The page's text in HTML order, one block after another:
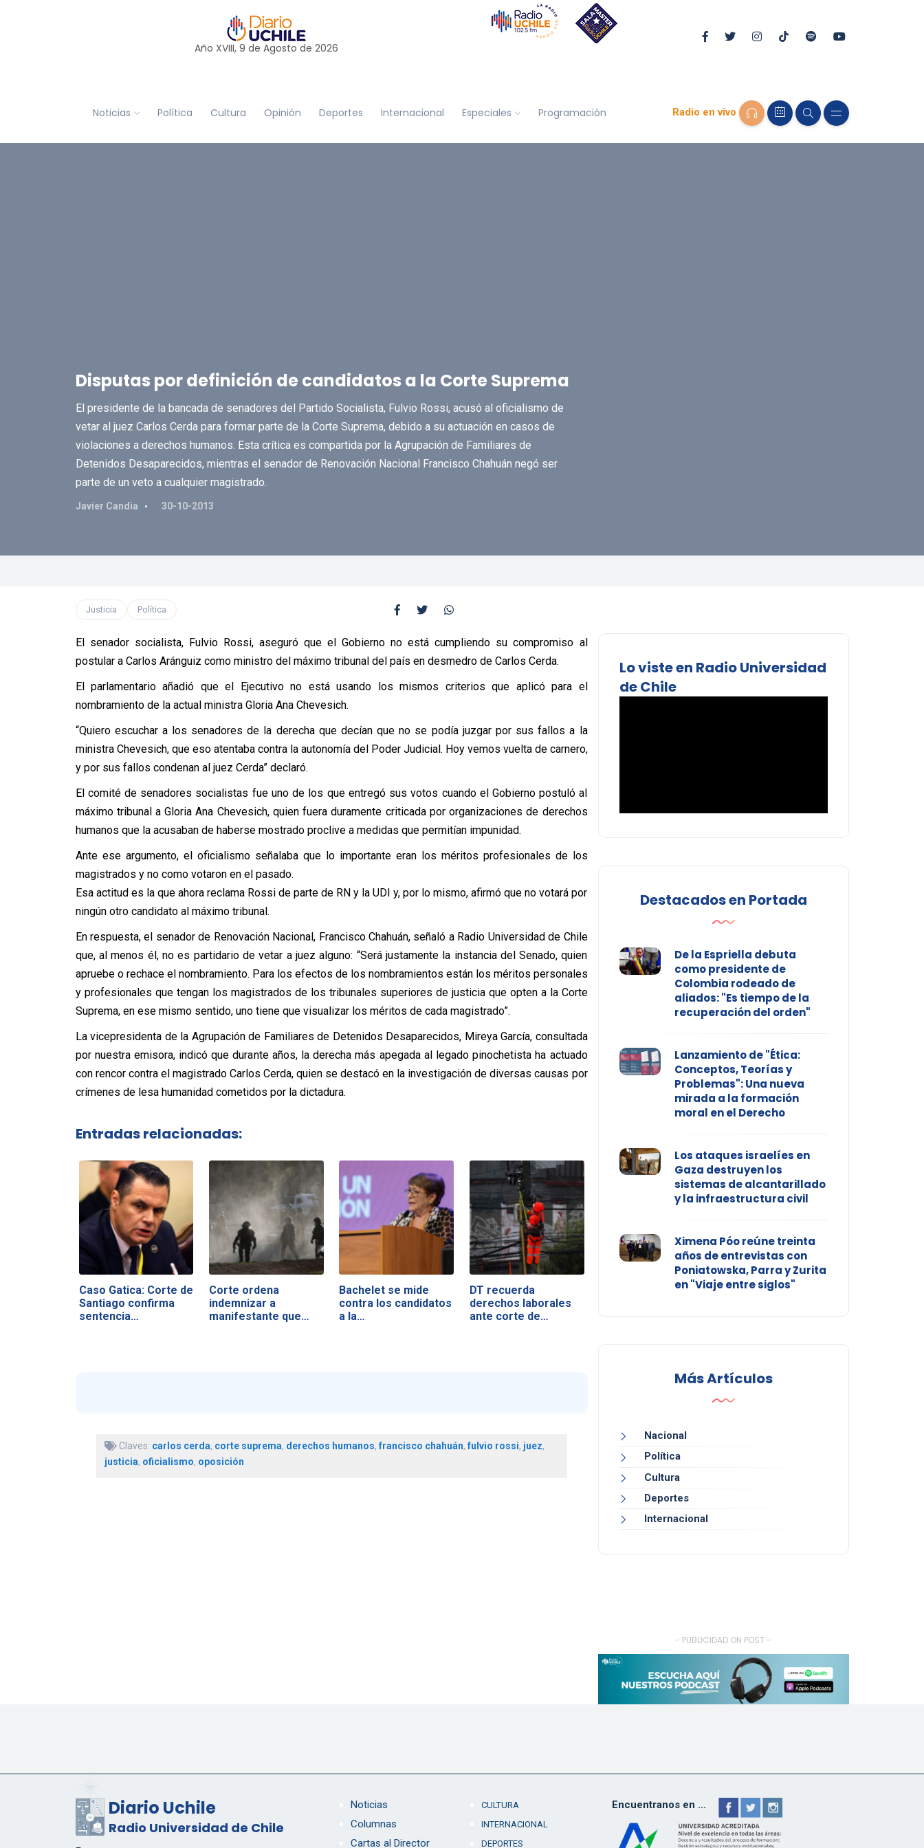
Año XVIII, 9 de Agosto de 2026
Noticias Política Cultura Opinión Deportes Internacional Especiales Programación Radio en vivo
Disputas por definición de candidatos a la Corte Suprema
El presidente de la bancada de senadores del Partido Socialista, Fulvio Rossi, acusó al oficialismo de
vetar al juez Carlos Cerda para formar parte de la Corte Suprema, debido a su actuación en casos de
violaciones a derechos humanos. Esta crítica es compartida por la Agrupación de Familiares de
Detenidos Desaparecidos, mientras el senador de Renovación Nacional Francisco Chahuán negó ser
parte de un veto a cualquier magistrado.
Javier Candia 30-10-2013
Justicia Política
El senador socialista, Fulvio Rossi, aseguró que el Gobierno no está cumpliendo su compromiso al
postular a Carlos Aránguiz como ministro del máximo tribunal del país en desmedro de Carlos Cerda.
El parlamentario añadió que el Ejecutivo no está usando los mismos criterios que aplicó para el
nombramiento de la actual ministra Gloria Ana Chevesich.
“Quiero escuchar a los senadores de la derecha que decían que no se podía juzgar por sus fallos a la
ministra Chevesich, que eso atentaba contra la autonomía del Poder Judicial. Hoy vemos vuelta de carnero,
y por sus fallos condenan al juez Cerda” declaró.
El comité de senadores socialistas fue uno de los que entregó sus votos cuando el Gobierno postuló al
máximo tribunal a Gloria Ana Chevesich, quien fuera duramente criticada por organizaciones de derechos
humanos que la acusaban de haberse mostrado proclive a medidas que permitían impunidad.
Ante ese argumento, el oficialismo señalaba que lo importante eran los méritos profesionales de los
magistrados y no como votaron en el pasado.
Esa actitud es la que ahora reclama Rossi de parte de RN y la UDI y, por lo mismo, afirmó que no votará por
ningún otro candidato al máximo tribunal.
En respuesta, el senador de Renovación Nacional, Francisco Chahuán, señaló a Radio Universidad de Chile
que, al menos él, no es partidario de vetar a juez alguno: “Será justamente la instancia del Senado, quien
apruebe o rechace el nombramiento. Para los efectos de los nombramientos están los méritos personales
y profesionales que tengan los magistrados de los tribunales superiores de justicia que opten a la Corte
Suprema, en ese mismo sentido, uno tiene que visualizar los méritos de cada magistrado”.
La vicepresidenta de la Agrupación de Familiares de Detenidos Desaparecidos, Mireya García, consultada
por nuestra emisora, indicó que durante años, la derecha más apegada al legado pinochetista ha actuado
con rencor contra el magistrado Carlos Cerda, quien se destacó en la investigación de diversas causas por
crímenes de lesa humanidad cometidos por la dictadura.
Entradas relacionadas:
Caso Gatica: Corte de
Santiago confirma
sentencia…
Corte ordena
indemnizar a
manifestante que
Bachelet se mide
contra los candidatos
a la…
DT recuerda
derechos laborales
ante corte de…
Claves: carlos cerda, corte suprema, derechos humanos,francisco chahuán,fulvio rossi, juez,
justicia, oficialismo, oposición
Lo viste en Radio Universidad
de Chile
Destacados en Portada
De la Espriella debuta
como presidente de
Colombia rodeado de
aliados: "Es tiempo de la
recuperación del orden"
Lanzamiento de "Ética:
Conceptos, Teorías y
Problemas": Una nueva
mirada a la formación
moral en el Derecho
Los ataques israelíes en
Gaza destruyen los
sistemas de alcantarillado
y la infraestructura civil
Ximena Póo reúne treinta
años de entrevistas con
Poniatowska, Parra y Zurita
en "Viaje entre siglos"
Más Artículos
Nacional
Política
Cultura
Deportes
Internacional
- PUBLICIDAD ON POST -
Diario Uchile
Radio Universidad de Chile
Noticias
Columnas
Cartas al Director
CULTURA
INTERNACIONAL
DEPORTES
Encuentranos en ...